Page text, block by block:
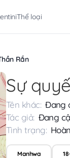
Thể loại
Rắn
Sự
Tên khác: Đang
Tác giả: Đang
Tình trạng:
Manhwa